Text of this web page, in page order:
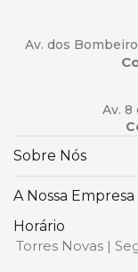
Av. dos
Av. 8
Sobre Nós
A Nossa Empresa
Horário
Torres Novas |